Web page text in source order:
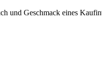
und Geschmack eines